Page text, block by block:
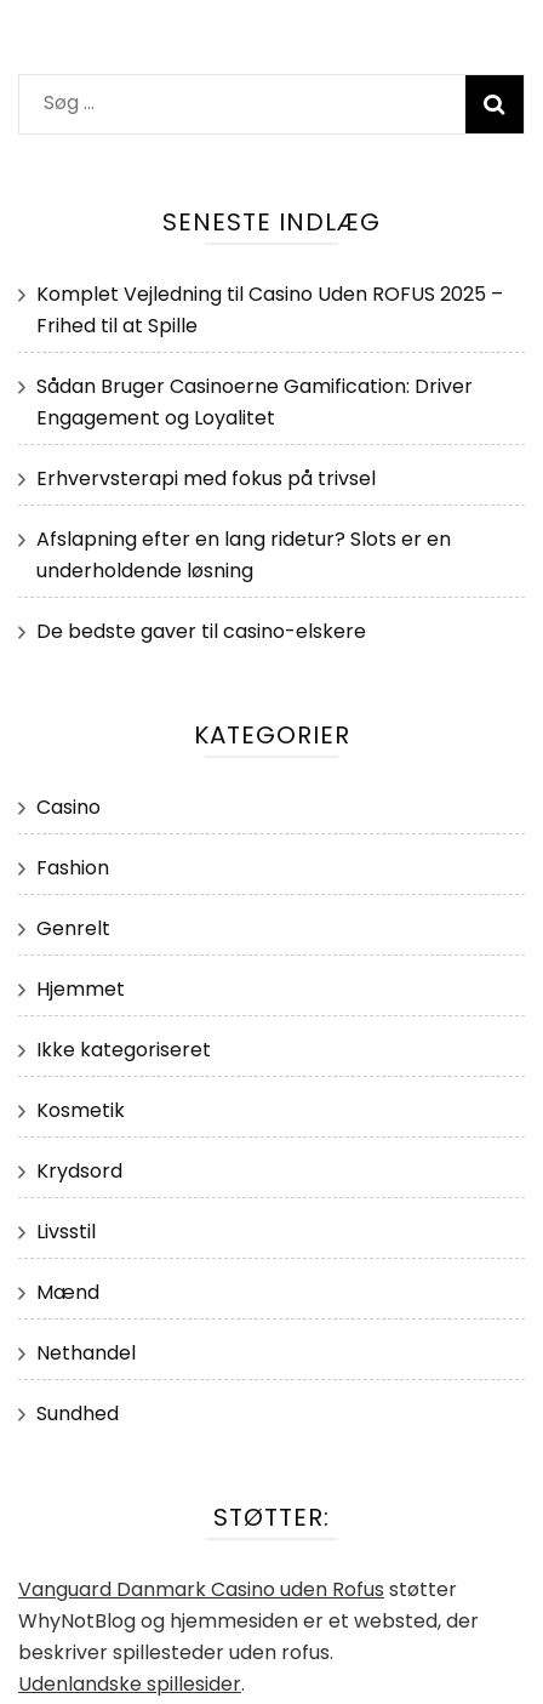
Søg
efter:
SENESTE INDLÆG
Komplet Vejledning til Casino Uden ROFUS 2025 –
Frihed til at Spille
Sådan Bruger Casinoerne Gamification: Driver
Engagement og Loyalitet
Erhvervsterapi med fokus på trivsel
Afslapning efter en lang ridetur? Slots er en
underholdende løsning
De bedste gaver til casino-elskere
KATEGORIER
Casino
Fashion
Genrelt
Hjemmet
Ikke kategoriseret
Kosmetik
Krydsord
Livsstil
Mænd
Nethandel
Sundhed
STØTTER:
Vanguard Danmark Casino uden Rofus støtter
WhyNotBlog og hjemmesiden er et websted, der
beskriver spillesteder uden rofus.
Udenlandske spillesider.